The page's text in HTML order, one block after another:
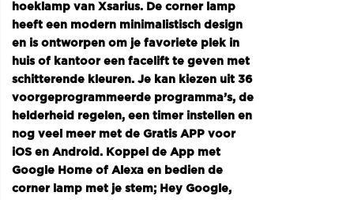
hoeklamp van Xsarius. De corner lamp
heeft een modern minimalistisch design
en is ontworpen om je favoriete plek in
huis of kantoor een facelift te geven met
schitterende kleuren. Je kan kiezen uit 36
voorgeprogrammeerde programma’s, de
helderheid regelen, een timer instellen en
nog veel meer met de Gratis APP voor
iOS en Android. Koppel de App met
Google Home of Alexa en bedien de
corner lamp met je stem; Hey Google,